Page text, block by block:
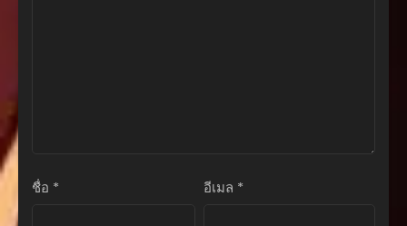
ตอนที่ 5
ชื่อ * อีเมล *